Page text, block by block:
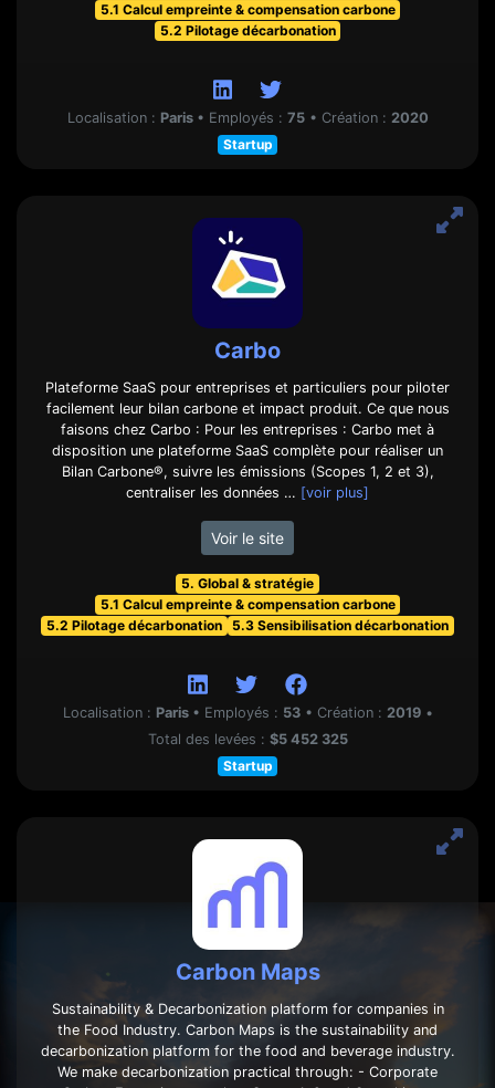
5.1 Calcul empreinte & compensation carbone
5.2 Pilotage décarbonation
Localisation : Paris • Employés : 75 • Création : 2020
Startup
Carbo
Plateforme SaaS pour entreprises et particuliers pour piloter
facilement leur bilan carbone et impact produit. Ce que nous
faisons chez Carbo : Pour les entreprises : Carbo met à
disposition une plateforme SaaS complète pour réaliser un
Bilan Carbone®, suivre les émissions (Scopes 1, 2 et 3),
centraliser les données … [voir plus]
Voir le site
5. Global & stratégie
5.1 Calcul empreinte & compensation carbone
5.2 Pilotage décarbonation
5.3 Sensibilisation décarbonation
Localisation : Paris • Employés : 53 • Création : 2019 •
Total des levées : $5 452 325
Startup
Carbon Maps
Sustainability & Decarbonization platform for companies in
the Food Industry. Carbon Maps is the sustainability and
decarbonization platform for the food and beverage industry.
We make decarbonization practical through: - Corporate